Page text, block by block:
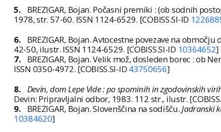
5.
BREZIGAR, Bojan. Počasni premiki : (ob sodnih
1978, str. 57-60. ISSN 1124-6529. [COBISS.SI-ID
6.
BREZIGAR, Bojan. Avtocestne povezave na
42-50, ilustr. ISSN 1124-6529. [COBISS.SI-ID 10364652]
7.
BREZIGAR, Bojan. Velik mož, dosleden borec : ob
ISSN 0350-4972. [COBISS.SI-ID 43750656]
8. Devin, dom Lepe Vide : po spominih in zgodovinskih
Devin: Pripravljalni odbor, 1983. 112 str., ilustr.
9.
BREZIGAR, Bojan. Slovenščina na sodišču.Jadranski
10384620]